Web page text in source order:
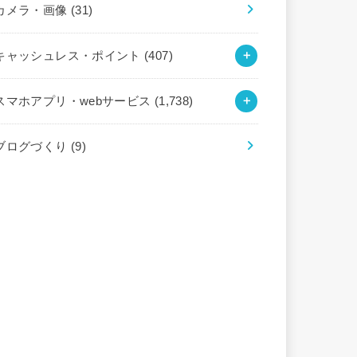
メラ・画像 (31)
ャッシュレス・ポイント (407)
マホアプリ・webサービス (1,738)
ログづくり (9)